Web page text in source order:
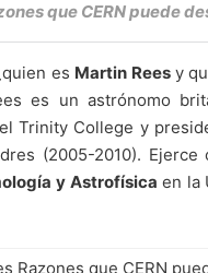
que CERN puede
es Martin Rees y
es un astrónomo
Trinity College y
(2005-2010). Ejerce
y Astrofísica en la